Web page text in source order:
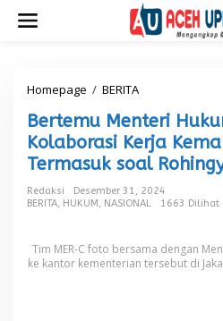
Homepage / BERITA
r
t
e
m
u
M
t
e
Bertemu Menteri
Kolaborasi Kerja
Termasuk soal
Redaksi
Desember 31, 2024
BERITA, HUKUM, NASIONAL 1663 Dilihat
Tim MER-C foto bersama dengan
ke kantor kementerian tersebut di